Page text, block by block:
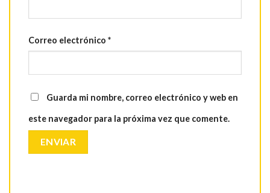
Correo electrónico *
Guarda mi nombre, correo electrónico y web en
este navegador para la próxima vez que comente.